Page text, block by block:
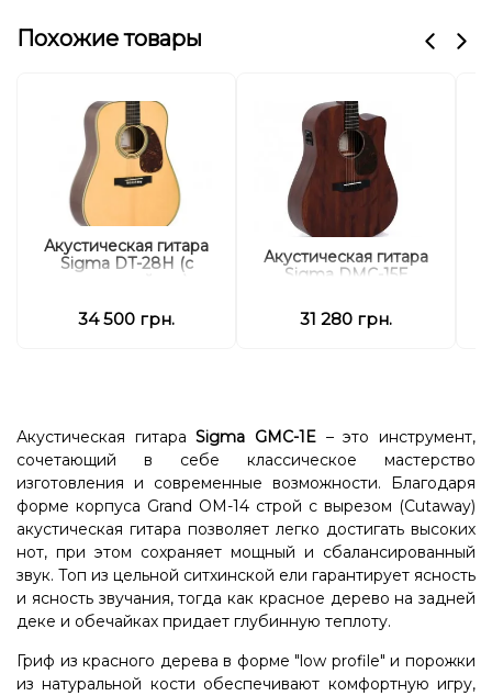
Похожие товары
Акустическая гитара
Sigma DT-28H (с
34 500 грн.
Акустическая гитара
Sigma DMC-15E
31 280 грн.
Акустическая гитараSigma GMC-1E – это инструмент,
сочетающий в себе классическое мастерство
изготовления и современные возможности. Благодаря
форме корпуса Grand OM-14 строй с вырезом (Cutaway)
акустическая гитара позволяет легко достигать высоких
нот, при этом сохраняет мощный и сбалансированный
звук. Топ из цельной ситхинской ели гарантирует ясность
и ясность звучания, тогда как красное дерево на задней
деке и обечайках придает глубинную теплоту.
Гриф из красного дерева в форме "low profile" и порожки
из натуральной кости обеспечивают комфортную игру,